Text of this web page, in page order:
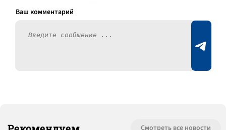
Смотреть все новости